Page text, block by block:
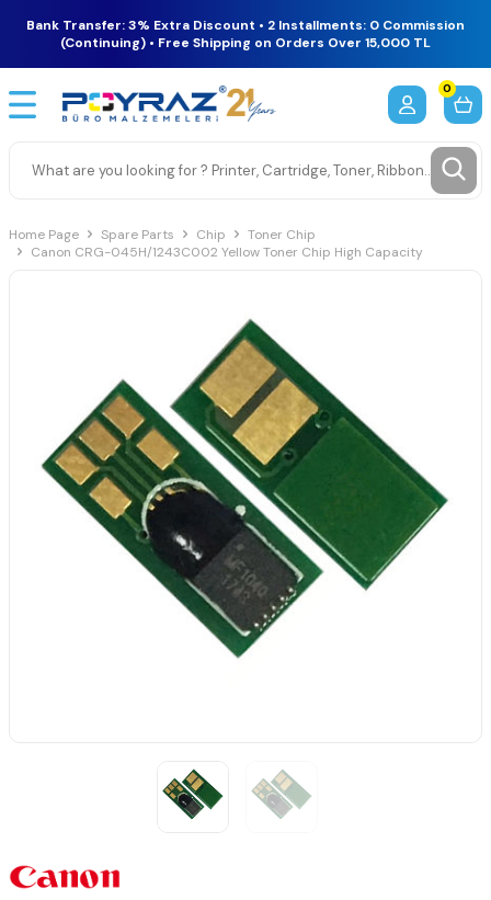
Bank Transfer: 3% Extra Discount • 2 Installments: 0 Commission
(Continuing) • Free Shipping on Orders Over 15,000 TL
0
Home Page Spare Parts Chip
Toner Chip
Canon CRG-045H/1243C002 Yellow Toner Chip High Capacity